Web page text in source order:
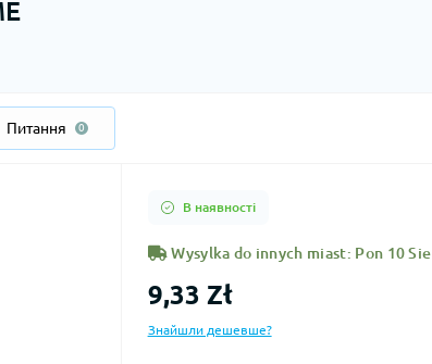
Питання 0
В наявності
Wysylka do innych miast: Pon 10 Sie
9,33 Zł
Знайшли дешевше?